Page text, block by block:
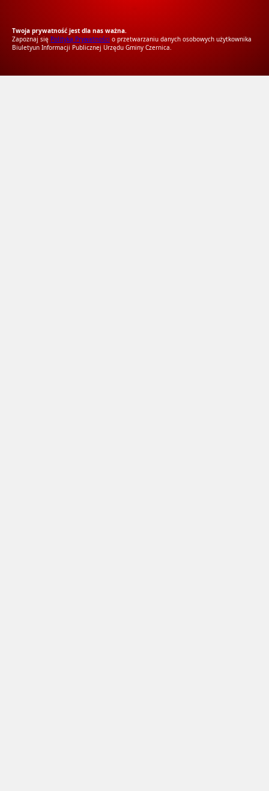
Twoja prywatność jest dla nas ważna.
Zapoznaj się Polityką Prywatności o przetwarzaniu danych osobowych użytkownika
Biuletyun Informacji Publicznej Urzędu Gminy Czernica.